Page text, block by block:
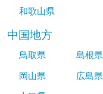
和歌山県
中国地方
鳥取県
島根県
岡山県
広島県